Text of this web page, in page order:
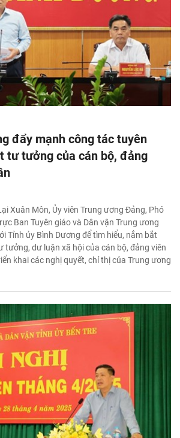
đẩy mạnh công tác tuyên
tư tưởng của cán bộ, đảng
Xuân Môn, Ủy viên Trung ương Đảng, Phó
Ban Tuyên giáo và Dân vận Trung ương
Tỉnh ủy Bình Dương để tìm hiểu, nắm bắt
tưởng, dư luận xã hội của cán bộ, đảng viên
khai các nghị quyết, chỉ thị của Trung ương